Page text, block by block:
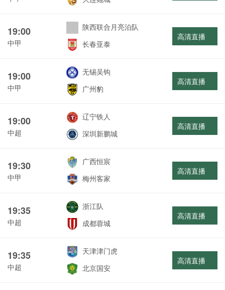
19:00
中甲
陕西联合月亮泊队
长春亚泰
高清直播
19:00
中甲
无锡吴钩
广州豹
高清直播
19:00
中超
辽宁铁人
深圳新鹏城
高清直播
19:30
中甲
广西恒宸
梅州客家
高清直播
19:35
中超
浙江队
成都蓉城
高清直播
19:35
中超
天津津门虎
北京国安
高清直播